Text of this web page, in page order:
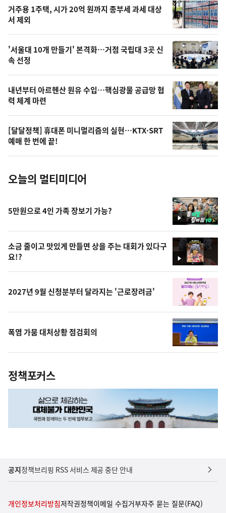
늘
의
영
상
오
늘
의
사
진
거주용 1주택, 시가 20억 원까지 종부세 과세 대상
서 제외
'서울대 10개 만들기' 본격화…거점 국립대 3곳 신
속 선정
내년부터 아르헨산 원유 수입…핵심광물 공급망 협
력 체계 마련
[달달정책] 휴대폰 미니멀리즘의 실현…KTX·SRT
예매 한 번에 끝!
오늘의 멀티미디어
영
상
5만원으로 4인 가족 장보기 가능?
영
상
소금 줄이고 맛있게 만들면 상을 주는 대회가 있다구
요!?
2027년 9월 신청분부터 달라지는 '근로장려금'
폭염 가뭄 대처상황 점검회의
정책포커스
공지정책브리핑 RSS 서비스 제공 중단 안내
개인정보처리방침저작권정책이메일 수집거부자주 묻는 질문(FAQ)